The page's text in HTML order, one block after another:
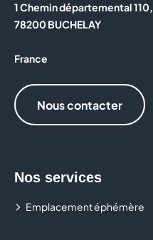
1 Chemin départemental 110,
78200 BUCHELAY
France
Nous contacter
Nos services
Emplacement éphémère